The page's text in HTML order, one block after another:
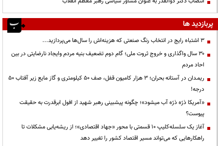
پربازدید ها
3 اشتباه رایج در انتخاب رنگ صنعتی که هزینه‌اش را سال‌ها می‌پردازید...
۳۰ سال واگذاری و خروج ثروت ملی؛ گام دوم تضعیف بنیه مردم وایجاد نارضایتی در بین
احاد مردم
ریمـدان در آستانه بحران؛ ۳ هزار کامیون قفل، صف ۵۰ کیلومتری و گاز مایع زیر آفتاب ۵۰
درجه!
«آمریکا ذرّه ذرّه آب میشود»؛ چگونه پیشبینی رهبر شهید از افول ابرقدرت به حقیقت
پیوست؟
آغاز یک سلسله‌کلیپ ۱۰ قسمتی با محور «جهاد اقتصادی»؛ از ریشه‌یابی مشکلات تا
راهکارهایی که می‌تواند مسیر اقتصاد کشور را تغییر دهد